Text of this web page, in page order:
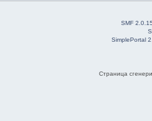
SMF
SimplePortal
Страница